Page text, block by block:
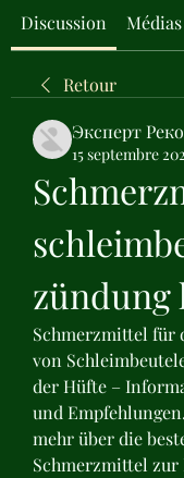
Discussion Médias
Retour
Эксперт
15 septembre
zündung
Schmerzmittel für
von
der Hüfte –
und
mehr über die
Schmerzmittel